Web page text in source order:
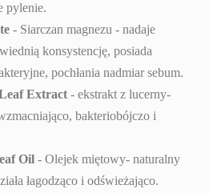
pylenie.
- Siarczan magnezu - nadaje
konsystencję, posiada
pochłania nadmiar sebum.
Extract - ekstrakt z lucerny-
bakteriobójczo i
Oil - Olejek miętowy- naturalny
łagodząco i odświeżająco.